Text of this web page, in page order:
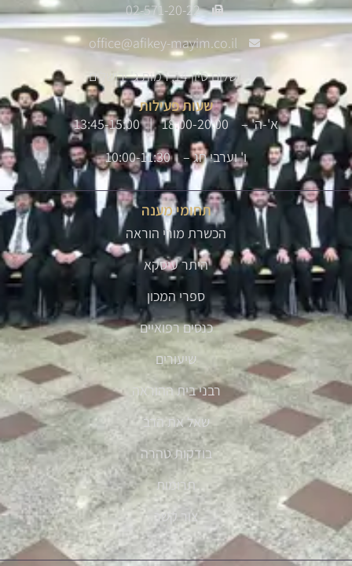
02-571-20-22
office@afikey-mayim.co.il
שלום סיון 14, רמות ג' ירושלים
שעות פעילות
א'-ה' – 18:00-20:00 | 13:45-15:00
ו' וערבי חג – 10:00-11:30
תחומי מענה
הכשרת מורי הוראה
היתר עיסקא
ספרי המכון
כנסים רפואיים
שיעורים
רבני בית ההוראה
שאל את הרב
בודקות טהרה
תרומות
צור קשר